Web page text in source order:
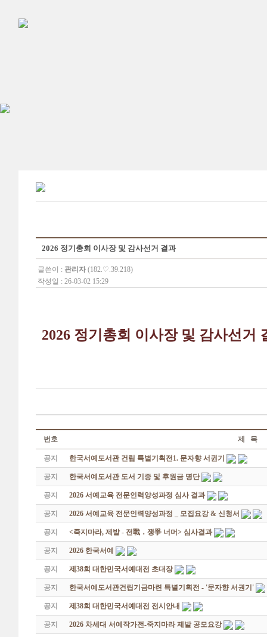
2026 정기총회 이사장 및 감사선거 결과
글쓴이 : 관리자 (182.♡.39.218)
작성일 : 26-03-02 15:29
2026 정기총회 이사장 및 감사선거
번호 제 목
공지 한국서예도서관 건립 특별기획전1. 문자향 서권기
공지 한국서예도서관 도서 기증 및 후원금 명단
공지 2026 서예교육 전문인력양성과정 심사 결과
공지 2026 서예교육 전문인력양성과정 _ 모집요강 & 신청서
공지 <죽지마라, 제발 - 전戰 ․ 쟁爭 너머> 심사결과
공지 2026 한국서예
공지 제38회 대한민국서예대전 초대장
공지 한국서예도서관건립기금마련 특별기획전 - '문자향 서권기'
공지 제38회 대한민국서예대전 전시안내
공지 2026 차세대 서예작가전-죽지마라 제발 공모요강